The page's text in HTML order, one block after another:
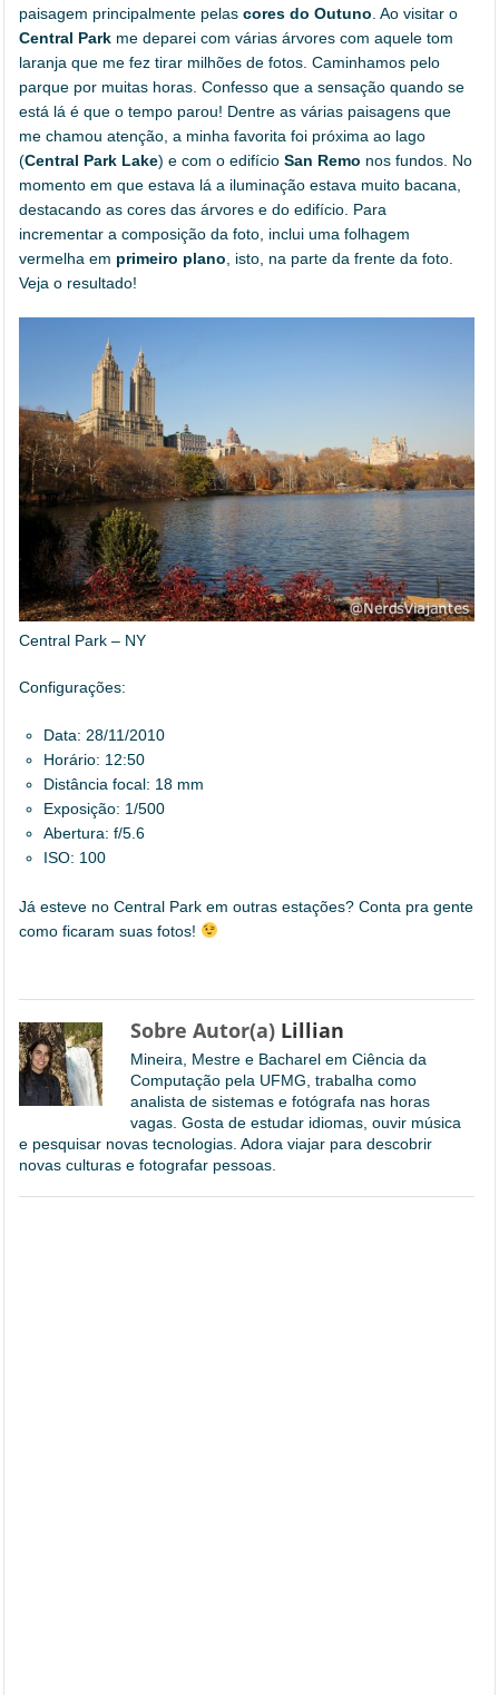
paisagem principalmente pelascores do Outuno. Ao visitar o
Central Park me deparei com várias árvores com aquele tom
laranja que me fez tirar milhões de fotos. Caminhamos pelo
parque por muitas horas. Confesso que a sensação quando se
está lá é que o tempo parou! Dentre as várias paisagens que
me chamou atenção, a minha favorita foi próxima ao lago
(Central Park Lake) e com o edifícioSan Remo nos fundos. No
momento em que estava lá a iluminação estava muito bacana,
destacando as cores das árvores e do edifício. Para
incrementar a composição da foto, inclui uma folhagem
vermelha em primeiro plano, isto, na parte da frente da foto.
Veja o resultado!
Central Park – NY
Configurações:
Data: 28/11/2010
Horário: 12:50
Distância focal: 18 mm
Exposição: 1/500
Abertura: f/5.6
ISO: 100
Já esteve no Central Park em outras estações? Conta pra gente
como ficaram suas fotos!
Sobre Autor(a) Lillian
Mineira, Mestre e Bacharel em Ciência da
Computação pela UFMG, trabalha como
analista de sistemas e fotógrafa nas horas
vagas. Gosta de estudar idiomas, ouvir música
e pesquisar novas tecnologias. Adora viajar para descobrir
novas culturas e fotografar pessoas.